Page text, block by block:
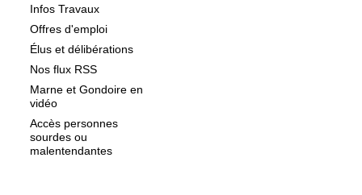
Infos Travaux
Offres d'emploi
Élus et délibérations
Nos flux RSS
Marne et Gondoire en
vidéo
Accès personnes
sourdes ou
malentendantes